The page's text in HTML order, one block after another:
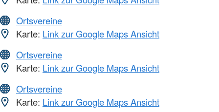
Ortsvereine
Karte: Link zur Google Maps Ansicht
Ortsvereine
Karte: Link zur Google Maps Ansicht
Ortsvereine
Karte: Link zur Google Maps Ansicht